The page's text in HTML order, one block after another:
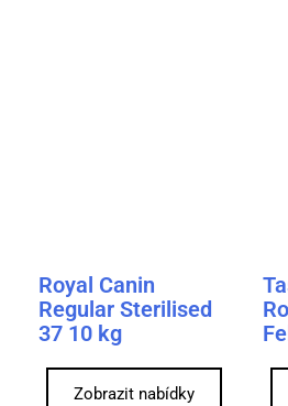
Royal Canin
Regular Sterilised
37 10 kg
Zobrazit nabídky